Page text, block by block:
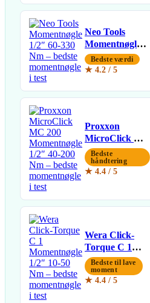
Neo Tools
Momentnøgle
1/2″ 60-330 Nm
Bedste værdi
★ 4.2 / 5
Proxxon
MicroClick MC
200
Momentnøgle
1/2″ 40-200 Nm
Bedste
håndtering
★ 4.4 / 5
Wera Click-
Torque C 1
Momentnøgle
1/2″ 10-50
Nm
Bedste til lave
moment
★ 4.4 / 5